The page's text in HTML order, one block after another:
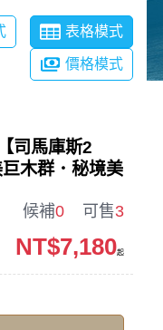
表格模式
價格模式
司馬庫斯2
木群．秘境美
候補0 可售3
NT$7,180起